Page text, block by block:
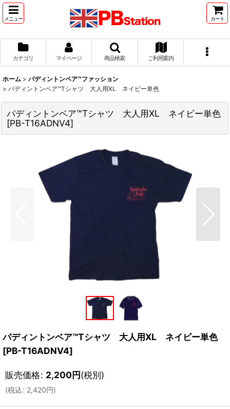
メニュー カート
カテゴリ マイページ 商品検索 ご利用案内
ホーム > パディントンベア™ファッション
> パディントンベア™Tシャツ 大人用XL ネイビー単色
パディントンベア™Tシャツ 大人用XL ネイビー単色
[PB-T16ADNV4]
パディントンベア™Tシャツ 大人用XL ネイビー単色
[PB-T16ADNV4]
販売価格: 2,200円(税別)
(税込: 2,420円)